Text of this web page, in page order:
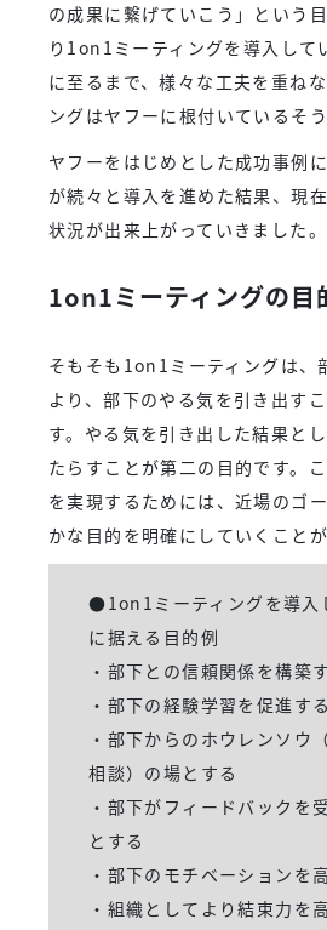
の成果に繋げていこう」という
り1on1ミーティングを導入して
に至るまで、様々な工夫を重ね
ングはヤフーに根付いているそう
ヤフーをはじめとした成功事例
が続々と導入を進めた結果、現
状況が出来上がっていきました。
1on1ミーティングの目
そもそも1on1ミーティングは、
より、部下のやる気を引き出す
す。やる気を引き出した結果と
たらすことが第二の目的です。
を実現するためには、近場のゴ
かな目的を明確にしていくことが
●1on1ミーティングを導入
に据える目的例
・部下との信頼関係を構築
・部下の経験学習を促進す
・部下からのホウレンソウ
相談）の場とする
・部下がフィードバックを
とする
・部下のモチベーションを
・組織としてより結束力を